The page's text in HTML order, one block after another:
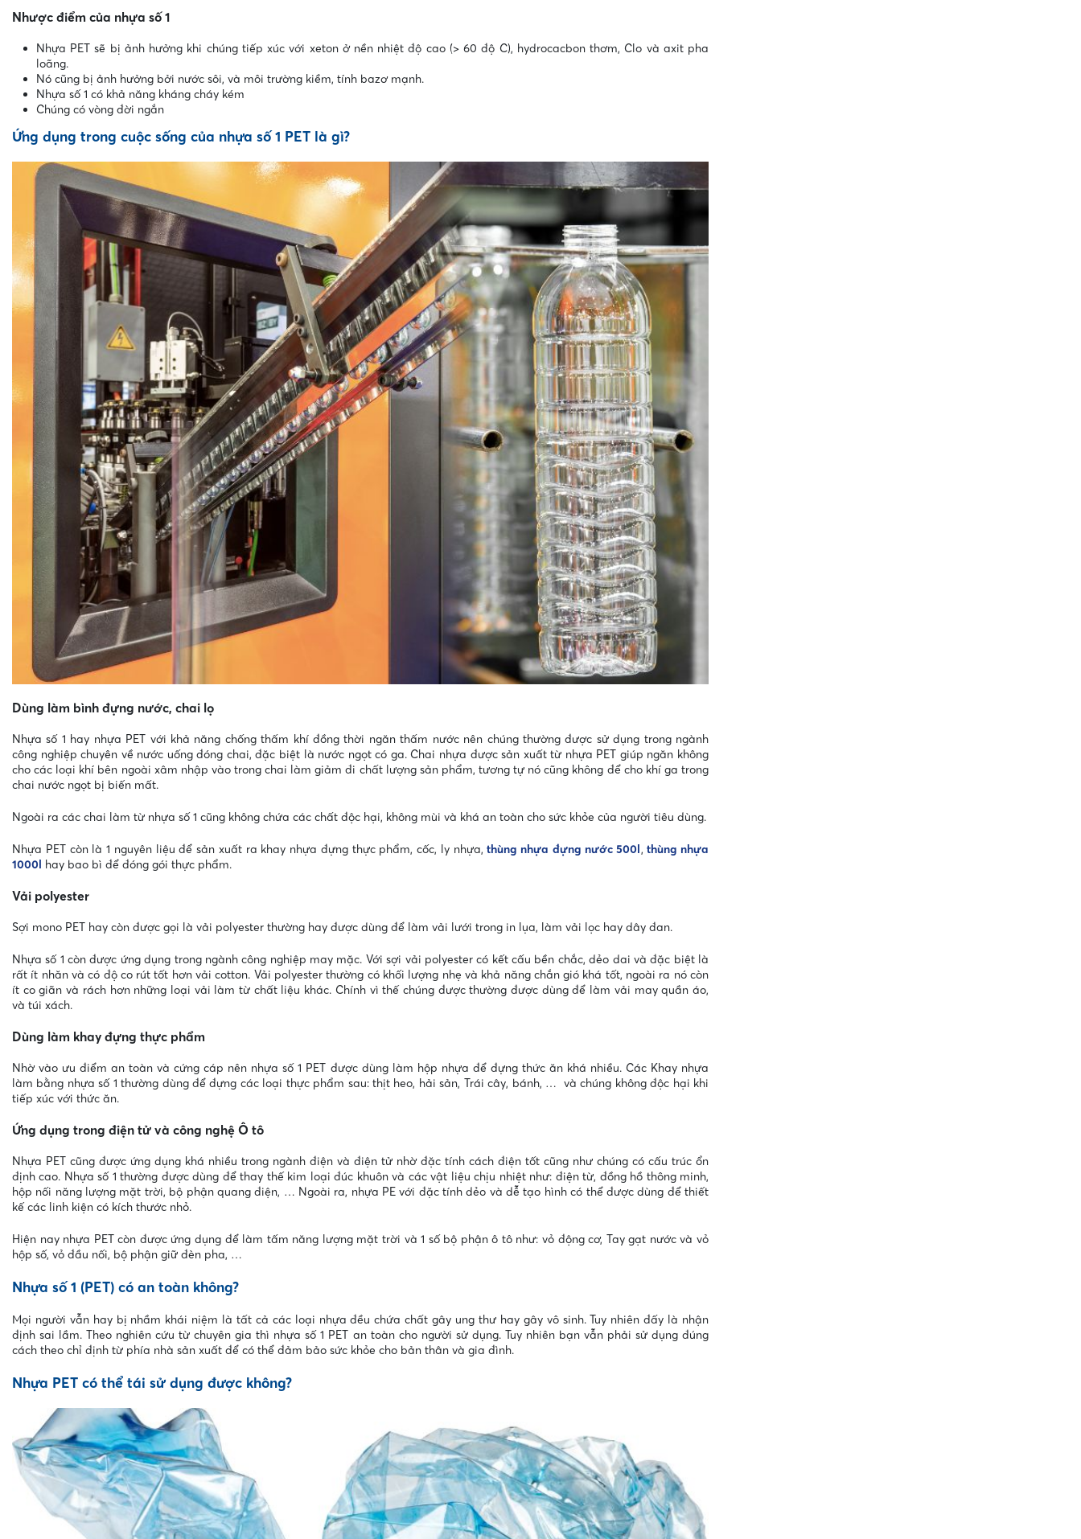
Nhược điểm của nhựa số 1
Nhựa PET sẽ bị ảnh hưởng khi chúng tiếp xúc với xeton ở nền nhiệt độ cao (> 60 độ C), hydrocacbon thơm, Clo và axit pha
loãng.
Nó cũng bị ảnh hưởng bởi nước sôi, và môi trường kiềm, tính bazơ mạnh.
Nhựa số 1 có khả năng kháng cháy kém
Chúng có vòng đời ngắn
Ứng dụng trong cuộc sống của nhựa số 1 PET là gì?
Dùng làm bình đựng nước, chai lọ
Nhựa số 1 hay nhựa PET với khả năng chống thấm khí đồng thời ngăn thấm nước nên chúng thường được sử dụng trong ngành
công nghiệp chuyên về nước uống đóng chai, đặc biệt là nước ngọt có ga. Chai nhựa được sản xuất từ nhựa PET giúp ngăn không
cho các loại khí bên ngoài xâm nhập vào trong chai làm giảm đi chất lượng sản phẩm, tương tự nó cũng không để cho khí ga trong
chai nước ngọt bị biến mất.
Ngoài ra các chai làm từ nhựa số 1 cũng không chứa các chất độc hại, không mùi và khá an toàn cho sức khỏe của người tiêu dùng.
Nhựa PET còn là 1 nguyên liệu để sản xuất ra khay nhựa đựng thực phẩm, cốc, ly nhựa,thùng nhựa đựng nước 500l,thùng nhựa
1000l hay bao bì để đóng gói thực phẩm.
Vải polyester
Sợi mono PET hay còn được gọi là vải polyester thường hay được dùng để làm vải lưới trong in lụa, làm vải lọc hay dây đan.
Nhựa số 1 còn được ứng dụng trong ngành công nghiệp may mặc. Với sợi vải polyester có kết cấu bền chắc, dẻo dai và đặc biệt là
rất ít nhăn và có độ co rút tốt hơn vải cotton. Vải polyester thường có khối lượng nhẹ và khả năng chắn gió khá tốt, ngoài ra nó còn
ít co giãn và rách hơn những loại vải làm từ chất liệu khác. Chính vì thế chúng được thường được dùng để làm vải may quần áo,
và túi xách.
Dùng làm khay đựng thực phẩm
Nhờ vào ưu điểm an toàn và cứng cáp nên nhựa số 1 PET được dùng làm hộp nhựa để đựng thức ăn khá nhiều. Các Khay nhựa
làm bằng nhựa số 1 thường dùng để đựng các loại thực phẩm sau: thịt heo, hải sản, Trái cây, bánh, … và chúng không độc hại khi
tiếp xúc với thức ăn.
Ứng dụng trong điện tử và công nghệ Ô tô
Nhựa PET cũng được ứng dụng khá nhiều trong ngành điện và điện tử nhờ đặc tính cách điện tốt cũng như chúng có cấu trúc ổn
định cao. Nhựa số 1 thường được dùng để thay thế kim loại đúc khuôn và các vật liệu chịu nhiệt như: điện từ, đồng hồ thông minh,
hộp nối năng lượng mặt trời, bộ phận quang điện, … Ngoài ra, nhựa PE với đặc tính dẻo và dễ tạo hình có thể được dùng để thiết
kế các linh kiện có kích thước nhỏ.
Hiện nay nhựa PET còn được ứng dụng để làm tấm năng lượng mặt trời và 1 số bộ phận ô tô như: vỏ động cơ, Tay gạt nước và vỏ
hộp số, vỏ đầu nối, bộ phận giữ đèn pha, …
Nhựa số 1 (PET) có an toàn không?
Mọi người vẫn hay bị nhầm khái niệm là tất cả các loại nhựa đều chứa chất gây ung thư hay gây vô sinh. Tuy nhiên đấy là nhận
định sai lầm. Theo nghiên cứu từ chuyên gia thì nhựa số 1 PET an toàn cho người sử dụng. Tuy nhiên bạn vẫn phải sử dụng đúng
cách theo chỉ định từ phía nhà sản xuất để có thể đảm bảo sức khỏe cho bản thân và gia đình.
Nhựa PET có thể tái sử dụng được không?